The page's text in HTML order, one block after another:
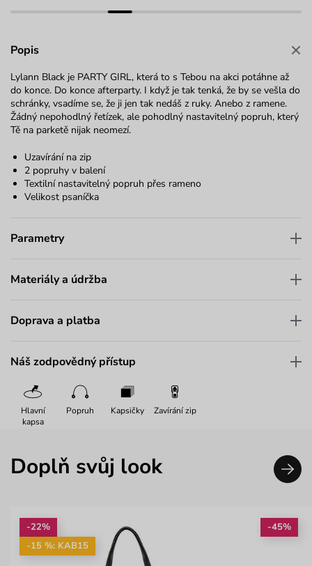
Popis
Lylann Black je PARTY GIRL, která to s Tebou na akci potáhne až
do konce. Do konce afterparty. I když je tak tenká, že by se vešla do
schránky, vsadíme se, že ji jen tak nedáš z ruky. Anebo z ramene.
Žádný nepohodlný řetízek, ale pohodlný nastavitelný popruh, který
Tě na parketě nijak neomezí.
Uzavírání na zip
2 popruhy v balení
Textilní nastavitelný popruh přes rameno
Velikost psaníčka
Parametry
Materiály a údržba
Doprava a platba
Náš zodpovědný přístup
Hlavní
kapsa
Popruh Kapsičky Zavírání zip
Doplň svůj look
-22%
-15 %: KAB15
-45%